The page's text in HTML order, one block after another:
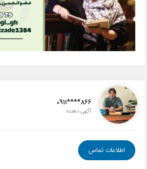
0911****866
آگهی دهنده
اطلاعات تماس